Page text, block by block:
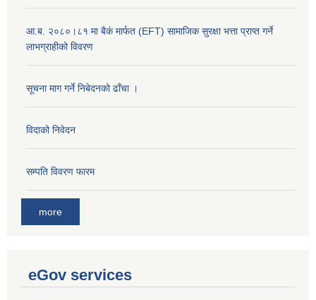
आ.ब. २०८०।८१ मा बैकं मार्फत (EFT) सामाजिक सुरक्षा भत्ता प्राप्त गर्ने
लाभग्राहीको विवरण
सूचना माग गर्ने निबेदनको ढाँचा ।
विदाको निवेदन
सम्पति विवरण फारम
more
eGov services